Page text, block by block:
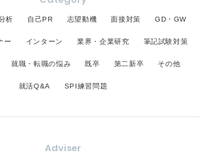
析 自己PR 志望動機 面接対策 GD・GW
ー インターン 業界・企業研究 筆記試験対策
就職・転職の悩み 既卒 第二新卒 その他
就活Q&A SPI練習問題
Adviser